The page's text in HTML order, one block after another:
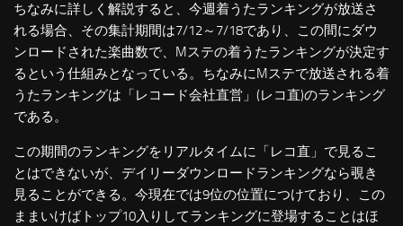
ちなみに詳しく解説すると、今週着うたランキングが放送さ
れる場合、その集計期間は7/12～7/18であり、この間にダウ
ンロードされた楽曲数で、Mステの着うたランキングが決定す
るという仕組みとなっている。ちなみにMステで放送される着
うたランキングは「レコード会社直営」(レコ直)のランキング
である。
この期間のランキングをリアルタイムに「レコ直」で見るこ
とはできないが、デイリーダウンロードランキングなら覗き
見ることができる。今現在では9位の位置につけており、この
ままいけばトップ10入りしてランキングに登場することはほ